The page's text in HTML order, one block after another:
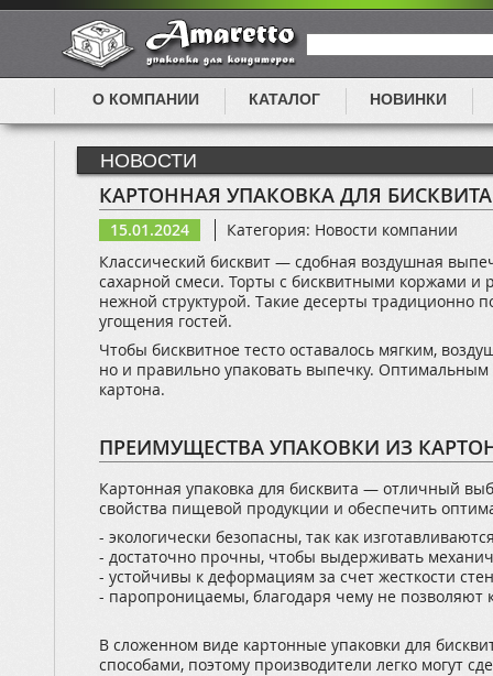
О КОМПАНИИ КАТАЛОГ НОВИНКИ
НОВОСТИ
КАРТОННАЯ УПАКОВКА ДЛЯ БИСКВИТА
15.01.2024
Категория: Новости компании
Классический бисквит — сдобная воздушная
сахарной смеси. Торты с бисквитными коржами
нежной структурой. Такие десерты традиционно
угощения гостей.
Чтобы бисквитное тесто оставалось мягким,
но и правильно упаковать выпечку. Оптимальным
картона.
ПРЕИМУЩЕСТВА УПАКОВКИ ИЗ
Картонная упаковка для бисквита — отличный
свойства пищевой продукции и обеспечить
- экологически безопасны, так как
- достаточно прочны, чтобы выдерживать
- устойчивы к деформациям за счет жесткости
- паропроницаемы, благодаря чему не позволяют
В сложенном виде картонные упаковки для
способами, поэтому производители легко могут